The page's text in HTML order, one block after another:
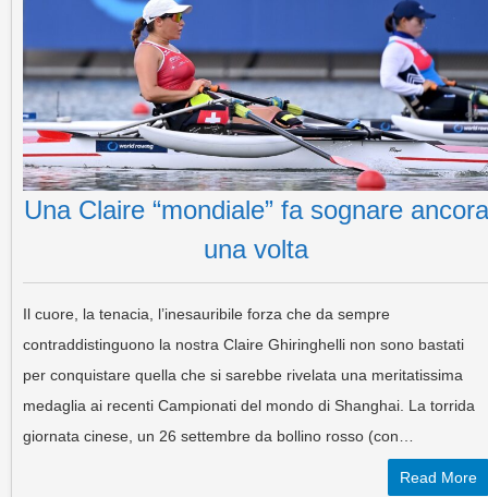
Una Claire “mondiale” fa sognare ancora
una volta
Il cuore, la tenacia, l’inesauribile forza che da sempre
contraddistinguono la nostra Claire Ghiringhelli non sono bastati
per conquistare quella che si sarebbe rivelata una meritatissima
medaglia ai recenti Campionati del mondo di Shanghai. La torrida
giornata cinese, un 26 settembre da bollino rosso (con…
Read More